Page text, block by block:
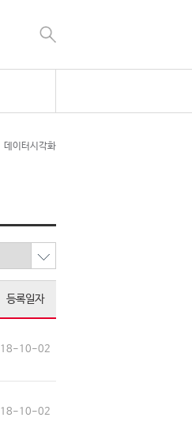
데이터시각화
등록일자
18-10-02
18-10-02